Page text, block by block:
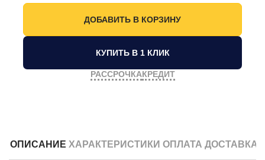
КУПИТЬ В 1 КЛИК
РАССРОЧКАКРЕДИТ
ОПИСАНИЕ ХАРАКТЕРИСТИКИ ОПЛАТА ДОСТАВКА